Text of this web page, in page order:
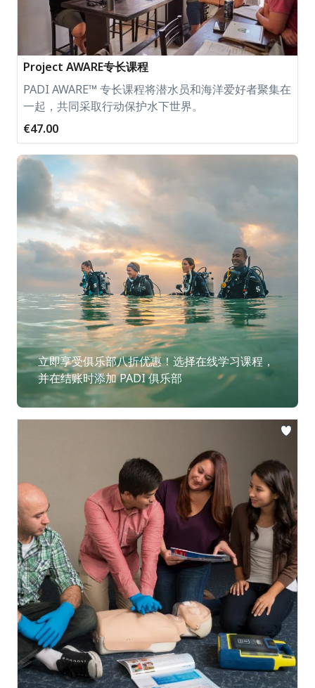
Project AWARE专长课程
PADI AWARE™ 专长课程将潜水员和海洋爱好者聚集在
一起，共同采取行动保护水下世界。
€47.00
立即享受俱乐部八折优惠！选择在线学习课程，
并在结账时添加 PADI 俱乐部